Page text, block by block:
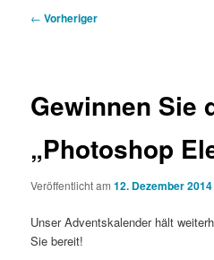
Beitragsnavigation
← Vorheriger
Gewinnen Sie
„Photoshop
Veröffentlicht am12. Dezember 2014
Unser Adventskalender hält
Sie bereit!